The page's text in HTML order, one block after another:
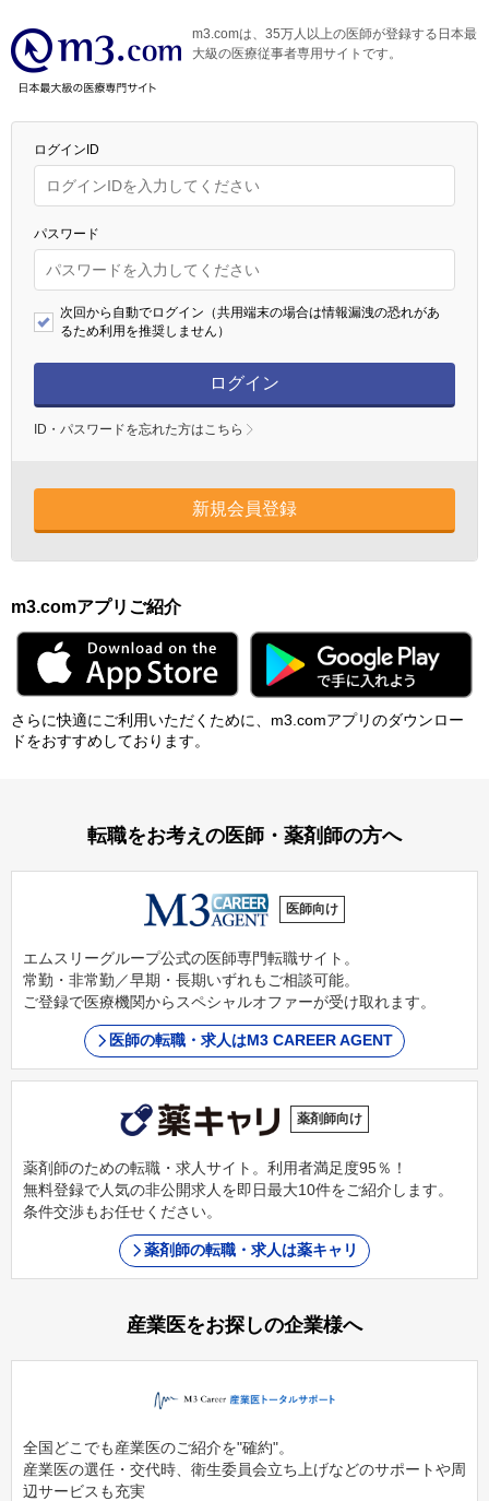
m3.comは、35万人以上の医師が登録する日本最
大級の医療従事者専用サイトです。
ログインID
パスワード
次回から自動でログイン（共用端末の場合は情報漏洩の恐れがあ
るため利用を推奨しません）
ログイン
ID・パスワードを忘れた方はこちら
新規会員登録
m3.comアプリご紹介
さらに快適にご利⽤いただくために、m3.comアプリのダウンロー
ドをおすすめしております。
転職をお考えの医師・薬剤師の方へ
医師向け
エムスリーグループ公式の医師専門転職サイト。
常勤・非常勤／早期・長期いずれもご相談可能。
ご登録で医療機関からスペシャルオファーが受け取れます。
医師の転職・求人はM3 CAREER AGENT
薬剤師向け
薬剤師のための転職・求人サイト。利用者満足度95％！
無料登録で人気の非公開求人を即日最大10件をご紹介します。
条件交渉もお任せください。
薬剤師の転職・求人は薬キャリ
産業医をお探しの企業様へ
全国どこでも産業医のご紹介を"確約"。
産業医の選任・交代時、衛生委員会立ち上げなどのサポートや周
辺サービスも充実